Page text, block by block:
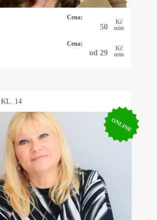
Cena:
50
Kč
min
Cena:
od 29
Kč
min
pro mě to nejlepší ocenění.
14
ONLINE
Kartářka Mina
se zabývám 20let a vykládám
Tarot. Tyto karty nevěští, ale
pravdu přítomného okamžiku a
možnosti řešení daného